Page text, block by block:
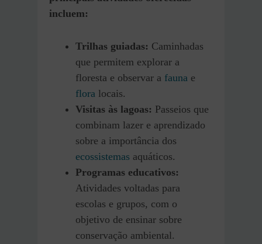
incluem:
Trilhas guiadas: Caminhadas
que permitem explorar a
floresta e observar a fauna e
flora locais.
Visitas às lagoas: Passeios que
combinam lazer e aprendizado
sobre a importância dos
ecossistemas aquáticos.
Programas educativos:
Atividades voltadas para
escolas e grupos, com o
objetivo de ensinar sobre
conservação ambiental.